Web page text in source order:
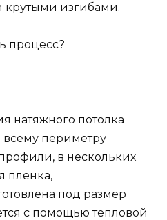
крутыми изгибами.
процесс?
натяжного потолка
всему периметру
в нескольких
пленка,
под размер
с помощью тепловой